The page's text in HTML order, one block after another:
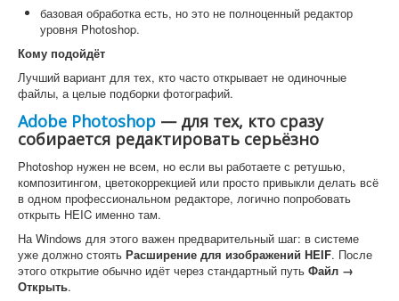
базовая обработка есть, но это не полноценный редактор
уровня Photoshop.
Кому подойдёт
Лучший вариант для тех, кто часто открывает не одиночные
файлы, а целые подборки фотографий.
Adobe Photoshop — для тех, кто сразу
собирается редактировать серьёзно
Photoshop нужен не всем, но если вы работаете с ретушью,
композитингом, цветокоррекцией или просто привыкли делать всё
в одном профессиональном редакторе, логично попробовать
открыть HEIC именно там.
На Windows для этого важен предварительный шаг: в системе
уже должно стоять Расширение для изображений HEIF. После
этого открытие обычно идёт через стандартный путь Файл →
Открыть.